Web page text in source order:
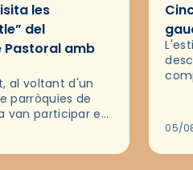
les
del
Pastoral amb
al voltant d'un
parròquies de
van participar en
organitzades
05/